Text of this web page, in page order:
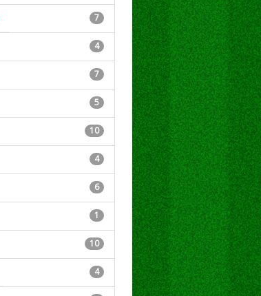
7
4
7
5
10
4
6
1
10
4